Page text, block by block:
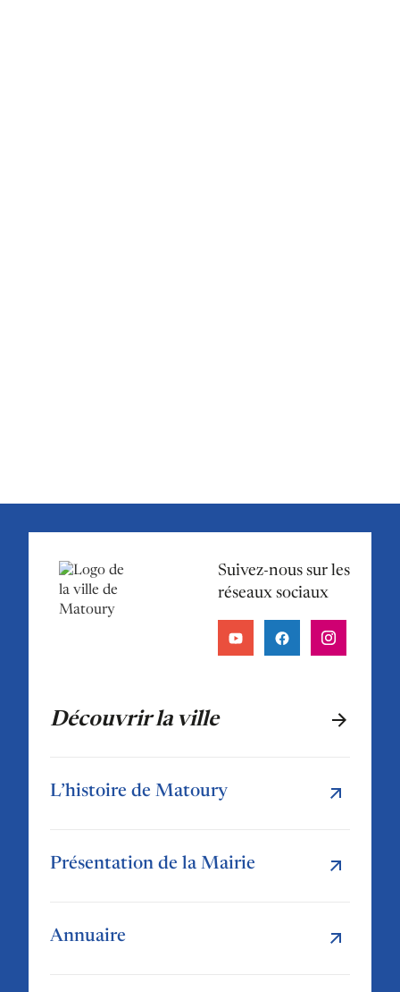
Suivez-nous sur les
réseaux sociaux
Découvrir la ville
L’histoire de Matoury
Présentation de la Mairie
Annuaire